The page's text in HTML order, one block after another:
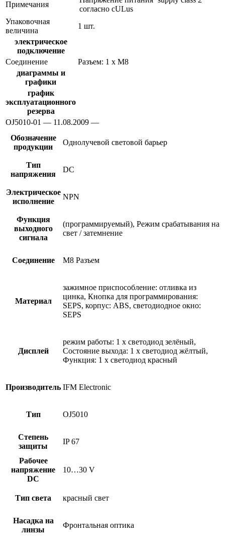
Примечания
согласно cULus
Упаковочная
величина
1 шт.
электрическое
подключение
Соединение
Разъем: 1 x M8
диаграммы и
графики
график
эксплуатационного
резерва
OJ5010-01 — 11.08.2009 —
Обозначение
продукции
Однолучевой световой барьер
Тип
напряжения
DC
Электрическое
исполнение
NPN
Функция
выходного
сигнала
(программируемый), Режим срабатывания на
свет / затемнение
Соединение M8 Разъем
Материал
зажимное приспособление: отливка из
цинка, Кнопка для программирования:
SEPS, корпус: ABS, светодиодное окно:
SEPS
Дисплей
режим работы: 1 x светодиод зелёный,
Состояние выхода: 1 x светодиод жёлтый,
Функция: 1 x светодиод красный
Производитель IFM Electronic
Тип OJ5010
Степень
защиты
IP 67
Рабочее
напряжение
DC
10…30 V
Тип света красный свет
Насадка на
линзы
Фронтальная оптика